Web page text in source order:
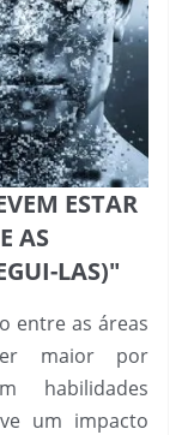
ESTAR
AS
LAS)"
entre as áreas
maior por
habilidades
um impacto